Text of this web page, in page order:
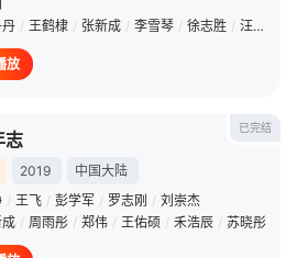
/ 王鹤棣 / 张新成 / 李雪琴 / 徐志胜 / 汪苏泷
放
已完结
志
2019
中国大陆
/ 王飞 / 彭学军 / 罗志刚 / 刘崇杰
成 / 周雨彤 / 郑伟 / 王佑硕 / 禾浩辰 / 苏晓彤